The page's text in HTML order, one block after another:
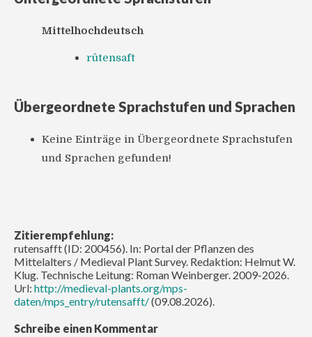
Mittelhochdeutsch
rûtensaft
Übergeordnete Sprachstufen und Sprachen
Keine Einträge in Übergeordnete Sprachstufen
und Sprachen gefunden!
Zitierempfehlung:
rutensafft (ID: 200456). In: Portal der Pflanzen des
Mittelalters / Medieval Plant Survey. Redaktion: Helmut W.
Klug. Technische Leitung: Roman Weinberger. 2009-2026.
Url: http://medieval-plants.org/mps-
daten/mps_entry/rutensafft/(09.08.2026).
Schreibe einen Kommentar